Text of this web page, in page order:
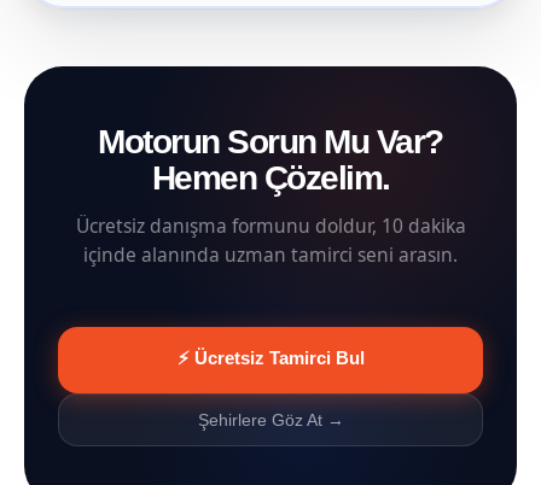
Motorun Sorun Mu Var?
Hemen Çözelim.
Ücretsiz danışma formunu doldur, 10 dakika
içinde alanında uzman tamirci seni arasın.
⚡ Ücretsiz Tamirci Bul
Şehirlere Göz At →